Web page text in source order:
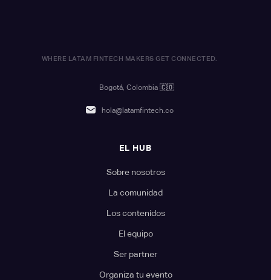
WHERE LATAM FINTECH MAKERS GET CONNECTED.
Bogotá, Colombia 🇨🇴
hola@latamfintech.co
EL HUB
Sobre nosotros
La comunidad
Los contenidos
El equipo
Ser partner
Organiza tu evento